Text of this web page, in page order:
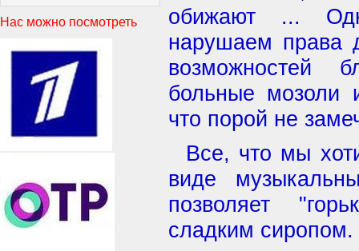
Нас можно посмотреть
обижают ...
нарушаем права
возможностей
больные мозоли
что порой не
Все, что мы
виде
позволяет
сладким сиропом.